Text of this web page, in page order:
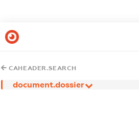
CAHEADER.SEARCH
document.dossier